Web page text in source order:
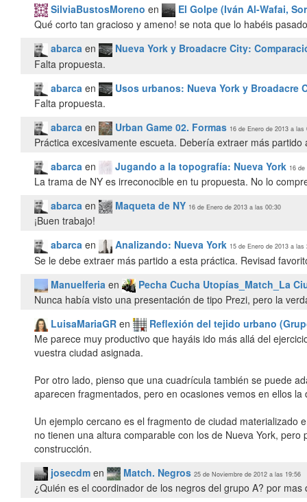
SilviaBustosMoreno en
El Golpe (Iván Al-Wafai,
Qué corto tan gracioso y ameno! se nota que lo habéis
abarca en
Nueva York y Broadacre City:
Falta propuesta.
abarca en
Usos urbanos: Nueva York y Broadacre
Falta propuesta.
abarca en Urban Game 02. Formas 16 de Enero de 2013 a las
Práctica excesivamente escueta. Debería extraer más
abarca en Jugando a la topografía: Nueva York 16
La trama de NY es irreconocible en tu propuesta. No lo
abarca en Maqueta de NY 16 de Enero de 2013 a las 00:30
¡Buen trabajo!
abarca en Analizando: Nueva York 15 de Enero de 2013 a las
Se le debe extraer más partido a esta práctica. Revisad
Manuelferia en
Pecha Cucha Utopías_Match_La
Nunca había visto una presentación de tipo Prezi, pero la
LuisaMariaGR en
Reflexión del tejido urbano
Me parece muy productivo que hayáis ido más allá del
vuestra ciudad asignada.
Por otro lado, pienso que una cuadrícula también se puede
aparecen fragmentados, pero en ocasiones vemos en ellos la
Un ejemplo cercano es el fragmento de ciudad
no tienen una altura comparable con los de Nueva York,
josecdm en Match. Negros 25 de Noviembre de 2012 a las 19:56
¿Quién es el coordinador de los negros del grupo A? por